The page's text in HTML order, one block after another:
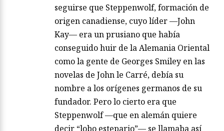
seguirse que Steppenwolf, formación de
origen canadiense, cuyo líder —John
Kay— era un prusiano que había
conseguido huir de la Alemania Oriental
como la gente de Georges Smiley en las
novelas de John le Carré, debía su
nombre a los orígenes germanos de su
fundador. Pero lo cierto era que
Steppenwolf —que en alemán quiere
decir “lobo estepario”— se llamaba así